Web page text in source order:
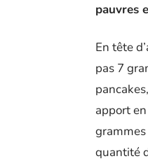
pauvres
En tête
pas 7
apport
quantité